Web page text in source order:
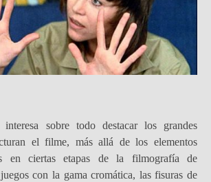
interesa sobre todo destacar los grandes
el filme, más allá de los elementos
en ciertas etapas de la filmografía de
con la gama cromática, las fisuras de